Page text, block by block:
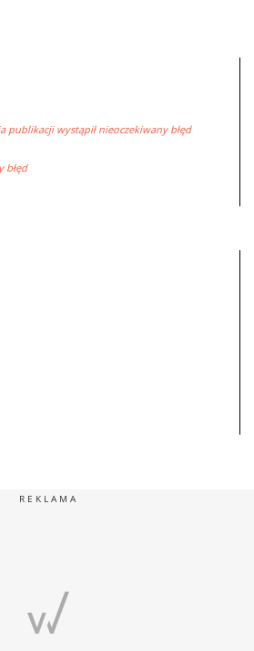
publikacji wystąpił nieoczekiwany błęd
błęd
REKLAMA